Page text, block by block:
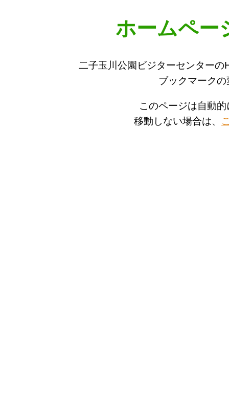
ホームペー
二子玉川公園ビジターセンター
ブックマーク
このページは自動
移動しない場合は、